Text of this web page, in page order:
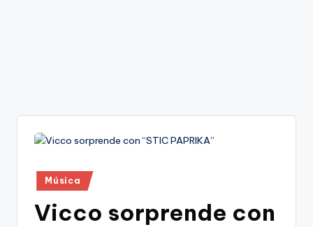
Publicado
en
Música
Vicco sorprende con